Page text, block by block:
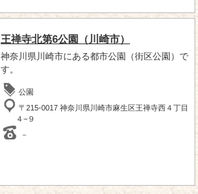
王禅寺北第6公園（川崎市）
神奈川県川崎市にある都市公園（街区公園）で
す。
公園
〒215-0017 神奈川県川崎市麻生区王禅寺西４丁目
４−９
－